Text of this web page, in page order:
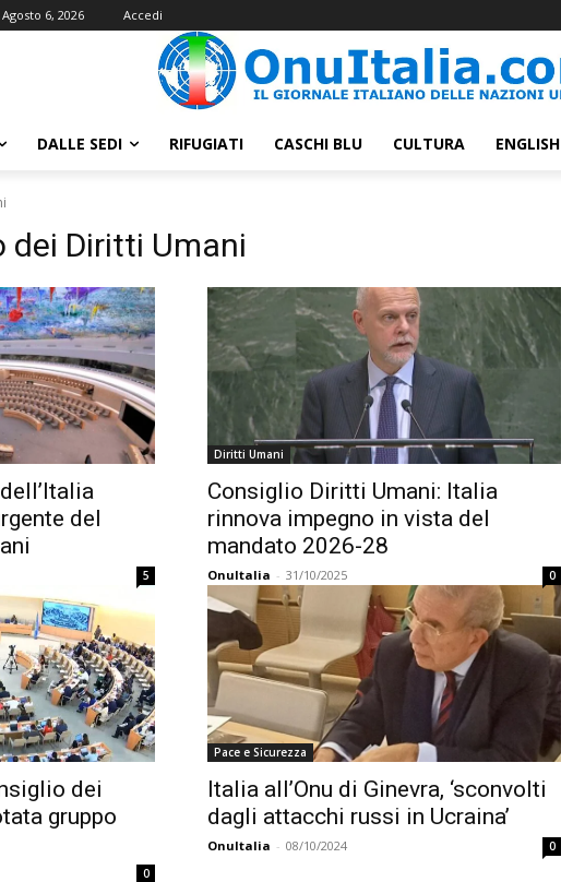
6, 2026 Accedi
DALLE SEDI RIFUGIATI CASCHI BLU CULTURA ENGLISH
dei Diritti Umani
del
5
Diritti Umani
Consiglio Diritti Umani: Italia
rinnova impegno in vista del
mandato 2026-28
OnuItalia - 31/10/2025 0
dei
gruppo
0
Pace e Sicurezza
Italia all’Onu di Ginevra, ‘sconvolti
dagli attacchi russi in Ucraina’
OnuItalia - 08/10/2024 0